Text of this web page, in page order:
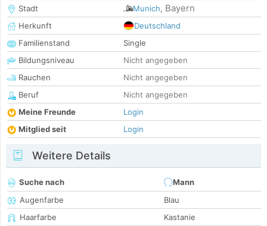
Stadt
Munich, Bayern
Herkunft
Deutschland
Familienstand
Single
Bildungsniveau
Nicht angegeben
Rauchen
Nicht angegeben
Beruf
Nicht angegeben
Meine Freunde
Login
Mitglied seit
Login
Weitere Details
Suche nach
Mann
Augenfarbe
Blau
Haarfarbe
Kastanie